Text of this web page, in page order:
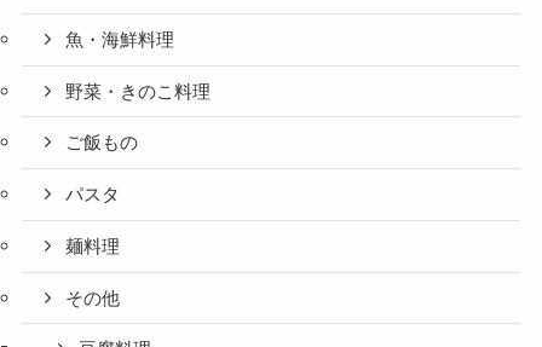
魚・海鮮料理
野菜・きのこ料理
ご飯もの
パスタ
麺料理
その他